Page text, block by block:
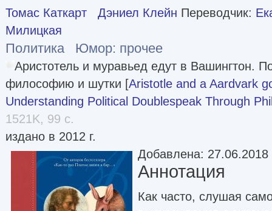
Томас Каткарт Дэниел Клейн Переводчик:
Милицкая
Политика Юмор: прочее
Аристотель и муравьед едут в Вашингтон.
философию и шутки [Aristotle and a Aardvark
Understanding Political Doublespeak Through
1521K, 99 с.
издано в 2012 г.
Добавлена: 27.06.2018
Аннотация
Как часто, слушая